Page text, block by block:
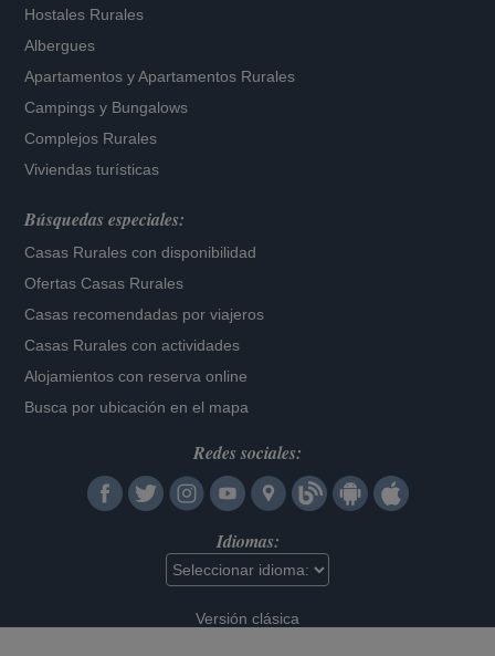
Hostales Rurales
Albergues
Apartamentos yApartamentos Rurales
Campings y Bungalows
Complejos Rurales
Viviendas turísticas
Búsquedas especiales:
Casas Rurales con disponibilidad
Ofertas Casas Rurales
Casas recomendadas por viajeros
Casas Rurales con actividades
Alojamientos con reserva online
Busca por ubicación en el mapa
Redes sociales:
Idiomas:
Versión clásica